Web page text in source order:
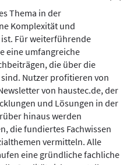
Thema in der
Komplexität und
Für weiterführende
eine umfangreiche
die über die
Nutzer profitieren von
von haustec.de, der
und Lösungen in der
hinaus werden
die fundiertes Fachwissen
vermitteln. Alle
eine gründliche fachliche